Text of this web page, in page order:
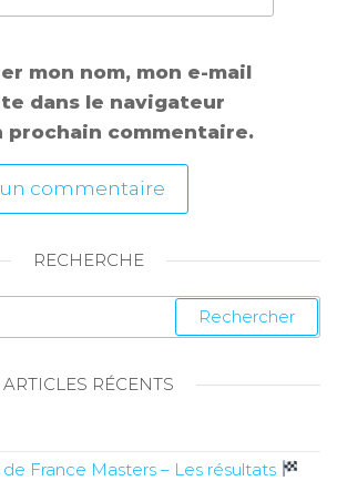
mon nom, mon e-mail
dans le navigateur
prochain commentaire.
RECHERCHE
ARTICLES RÉCENTS
France Masters – Les résultats